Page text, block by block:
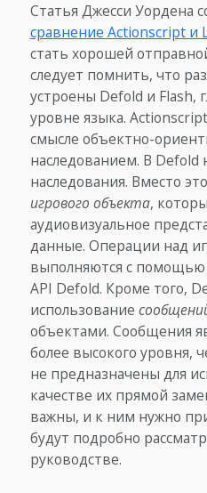
Статья Джесси Уордена
сравнение Actionscript и
стать хорошей
следует помнить, что
устроены Defold и Flash,
уровне языка.
смысле объектно-
наследованием. В Defold
наследования. Вместо
игрового объекта,
аудиовизуальное
данные. Операции над
выполняются с помощью
API Defold. Кроме того,
использование
объектами. Сообщения
более высокого уровня,
не предназначены для
качестве их прямой
важны, и к ним нужно
будут подробно
руководстве.